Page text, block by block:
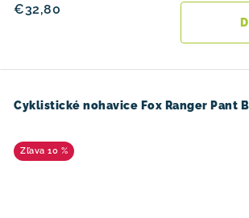
€32,80
Cyklistické nohavice Fox Ranger Pant
10 %